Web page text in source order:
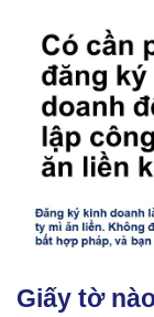
Giấy tờ